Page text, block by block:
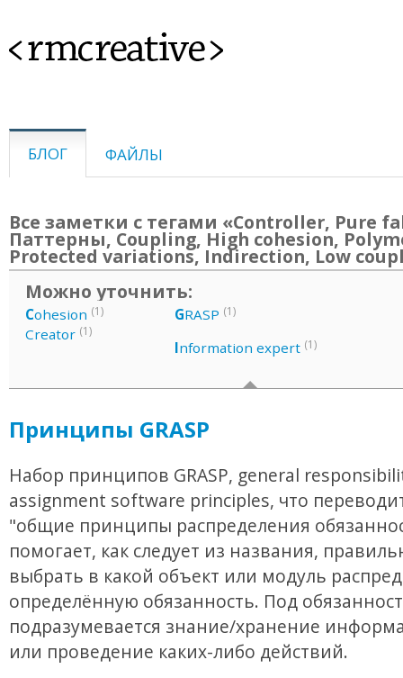
<rmcreative>
БЛОГ ФАЙЛЫ
Все заметки с тегами «Controller, Pure
Паттерны, Coupling, High cohesion,
Protected variations, Indirection, Low
Можно уточнить:
Cohesion (1)
Creator (1)
GRASP (1)
Information expert (1)
Принципы GRASP
Набор принципов GRASP, general
assignment software principles, что
"общие принципы распределения
помогает, как следует из названия,
выбрать в какой объект или модуль
определённую обязанность. Под
подразумевается знание/хранение
или проведение каких-либо действий.